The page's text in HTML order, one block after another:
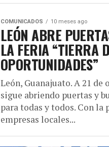
COMUNICADOS 10 meses ago
LEÓN ABRE
LA FERIA “TIERRA
OPORTUNIDADES”
León, Guanajuato. A 21 de
sigue abriendo puertas y
para todas y todos. Con la
empresas locales...